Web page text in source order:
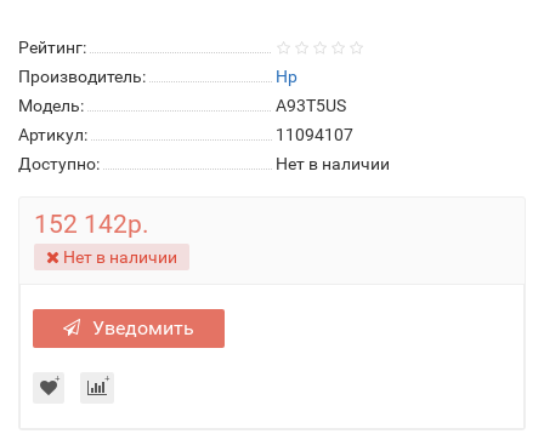
Рейтинг:
Производитель:
Hp
Модель:
A93T5US
Артикул:
11094107
Доступно:
Нет в наличии
152 142р.
Нет в наличии
Уведомить